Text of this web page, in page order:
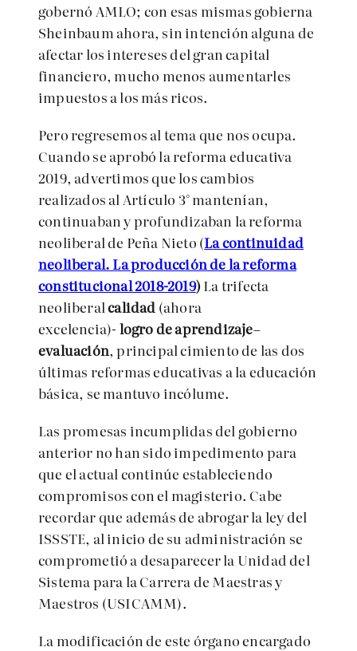
gobernó AMLO; con esas mismas gobierna
Sheinbaum ahora, sin intención alguna de
afectar los intereses del gran capital
financiero, mucho menos aumentarles
impuestos a los más ricos.
Pero regresemos al tema que nos ocupa.
Cuando se aprobó la reforma educativa
2019, advertimos que los cambios
realizados al Artículo 3° mantenían,
continuaban y profundizaban la reforma
neoliberal de Peña Nieto (La continuidad
neoliberal. La producción de la reforma
constitucional 2018-2019)La trifecta
neoliberalcalidad (ahora
excelencia)-logro de aprendizaje–
evaluación, principal cimiento de las dos
últimas reformas educativas a la educación
básica, se mantuvo incólume.
Las promesas incumplidas del gobierno
anterior no han sido impedimento para
que el actual continúe estableciendo
compromisos con el magisterio. Cabe
recordar que además de abrogar la ley del
ISSSTE, al inicio de su administración se
comprometió a desaparecer la Unidad del
Sistema para la Carrera de Maestras y
Maestros (USICAMM).
La modificación de este órgano encargado